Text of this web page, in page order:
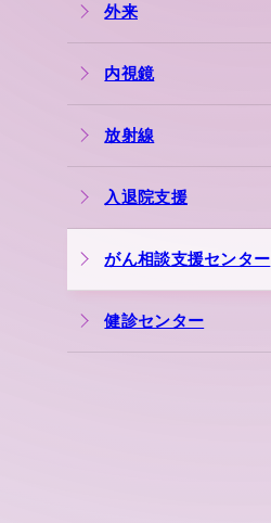
外来
内視鏡
放射線
入退院支援
がん相談支援センター
健診センター